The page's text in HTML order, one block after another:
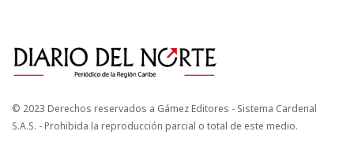
© 2023 Derechos reservados a Gámez Editores - Sistema Cardenal
S.A.S. - Prohibida la reproducción parcial o total de este medio.